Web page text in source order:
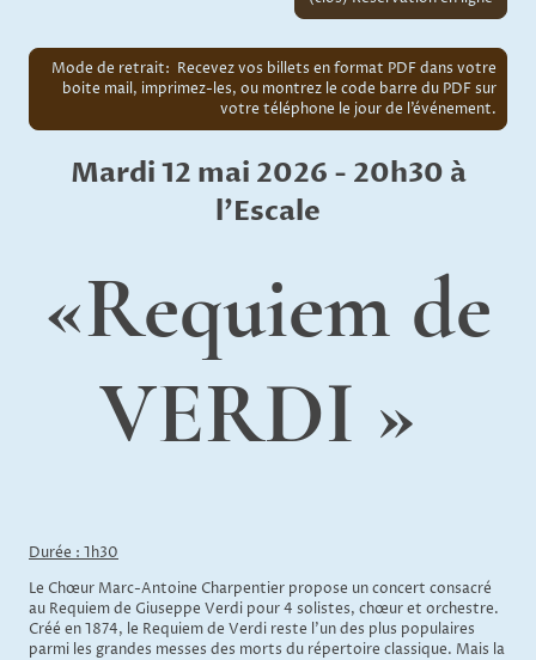
Mode de retrait: Recevez vos billets en format PDF dans votre
boite mail, imprimez-les, ou montrez le code barre du PDF sur
votre téléphone le jour de l’événement.
Mardi 12 mai 2026 - 20h30 à
l'Escale
«Requiem de
VERDI »
Durée : 1h30
Le Chœur Marc-Antoine Charpentier propose un concert consacré
au Requiem de Giuseppe Verdi pour 4 solistes, chœur et orchestre.
Créé en 1874, le Requiem de Verdi reste l'un des plus populaires
parmi les grandes messes des morts du répertoire classique. Mais la